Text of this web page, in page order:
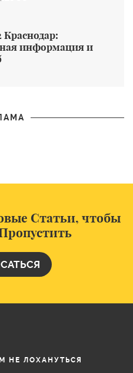
информация и
Статьи, чтобы
НЕ ЛОХАНУТЬСЯ